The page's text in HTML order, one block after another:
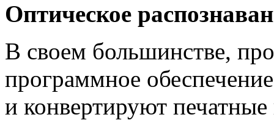
Оптическое
В своем большинстве,
программное
и конвертируют